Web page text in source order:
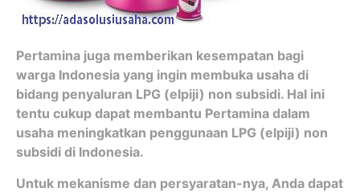
Pertamina juga memberikan kesempatan bagi
warga Indonesia yang ingin membuka usaha di
bidang penyaluran LPG (elpiji) non subsidi. Hal ini
tentu cukup dapat membantu Pertamina dalam
usaha meningkatkan penggunaan LPG (elpiji) non
subsidi di Indonesia.
Untuk mekanisme dan persyaratan-nya, Anda dapat